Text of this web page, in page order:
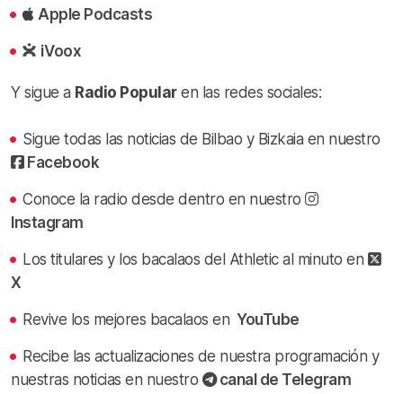
Apple Podcasts
iVoox
Y sigue a Radio Popularen las redes sociales:
Sigue todas las noticias de Bilbao y Bizkaia en nuestro
Facebook
Conoce la radio desde dentro en nuestro
Instagram
Los titulares y los bacalaos del Athletic al minuto en
X
Revive los mejores bacalaos en YouTube
Recibe las actualizaciones de nuestra programación y
nuestras noticias en nuestro
canal de Telegram